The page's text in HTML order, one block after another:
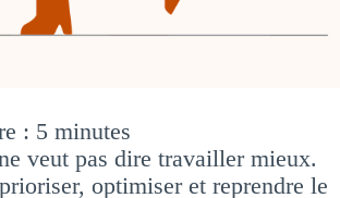
: 5 minutes
veut pas dire travailler mieux.
optimiser et reprendre le